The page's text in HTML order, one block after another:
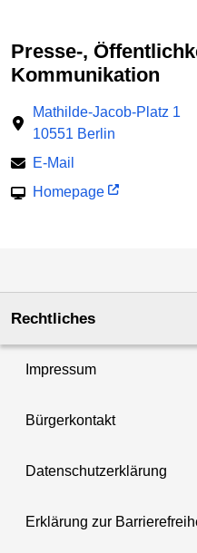
Presse-, Öffentlichkeitsarbeit & Digitale
Kommunikation
Mathilde-Jacob-Platz 1
10551 Berlin
E-Mail
Homepage
Rechtliches
Impressum
Bürgerkontakt
Datenschutzerklärung
Erklärung zur